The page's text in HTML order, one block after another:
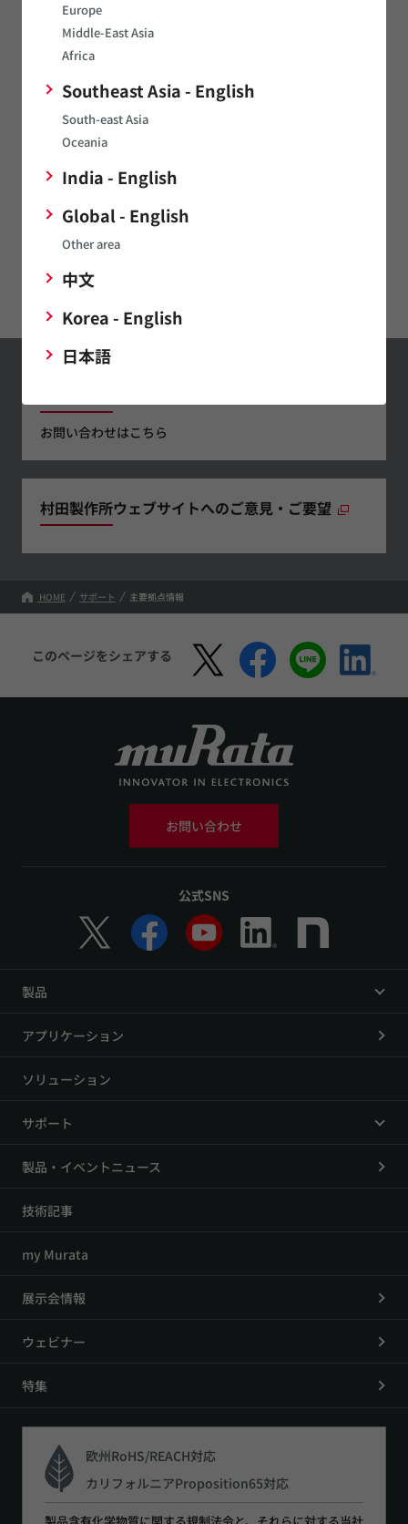
Europe
Middle-East Asia
Africa
Southeast Asia - English
South-east Asia
Oceania
India - English
Global - English
Other area
中文
Korea - English
日本語
協栄電子株式会社
〒113-0034 東京都文京区湯島3-12-1
連絡窓口: 本社 営業部
電話 03-5818-6231
ファクス 03-5818-6233
ウェブサイト
お問い合わせはこちら
村田製作所ウェブサイトへのご意見・ご要望
HOME サポート 主要拠点情報
このページをシェアする
お問い合わせ
公式SNS
製品
アプリケーション
ソリューション
サポート
製品・イベントニュース
技術記事
my Murata
展示会情報
ウェビナー
特集
欧州RoHS/REACH対応
カリフォルニアProposition65対応